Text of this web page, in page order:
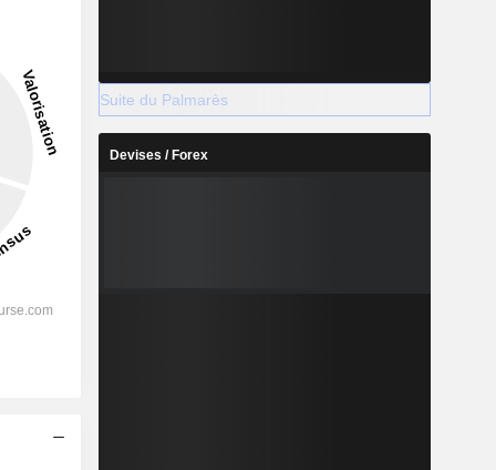
Suite du Palmarès
Devises / Forex